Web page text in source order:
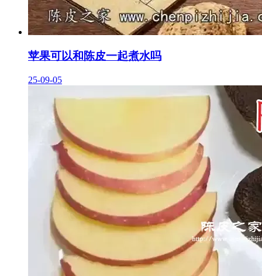
苹果可以和陈皮一起煮水吗
25-09-05